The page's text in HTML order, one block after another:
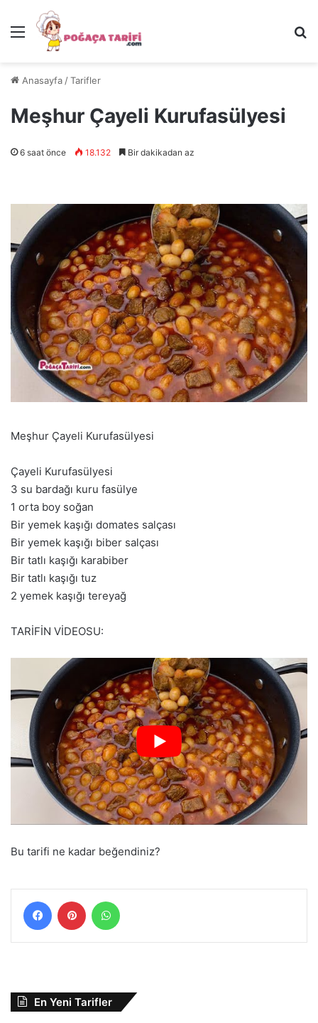
Menü
Anasayfa /Tarifler
Meşhur Çayeli Kurufasülyesi
6 saat önce 18.132 Bir dakikadan az
Meşhur Çayeli Kurufasülyesi
Çayeli Kurufasülyesi
3 su bardağı kuru fasülye
1 orta boy soğan
Bir yemek kaşığı domates salçası
Bir yemek kaşığı biber salçası
Bir tatlı kaşığı karabiber
Bir tatlı kaşığı tuz
2 yemek kaşığı tereyağ
TARİFİN VİDEOSU:
Bu tarifi ne kadar beğendiniz?
FacebookPinterest
En Yeni Tarifler